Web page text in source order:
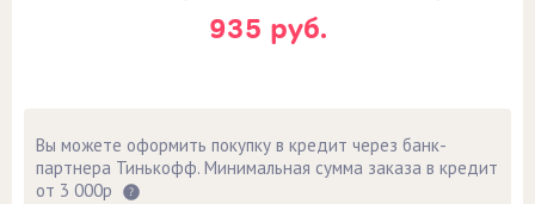
935 руб.
Вы можете оформить покупку в кредит через банк-
партнера Тинькофф. Минимальная сумма заказа в кредит
от 3 000р